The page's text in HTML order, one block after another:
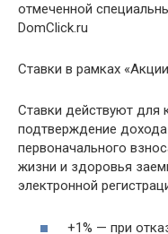
отмеченной
DomClick.ru
Ставки в рамках
Ставки действуют для
подтверждение дохода
первоначального
жизни и здоровья
электронной
+1% — при